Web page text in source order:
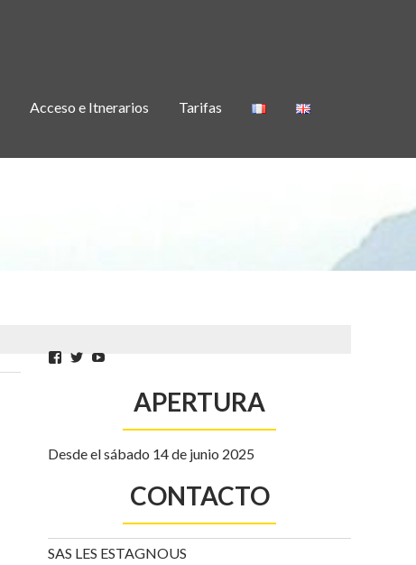
Acceso e Itnerarios Tarifas
Facebook
Twitter
APERTURA
Desde el sábado 14 de junio 2025
CONTACTO
SAS LES ESTAGNOUS